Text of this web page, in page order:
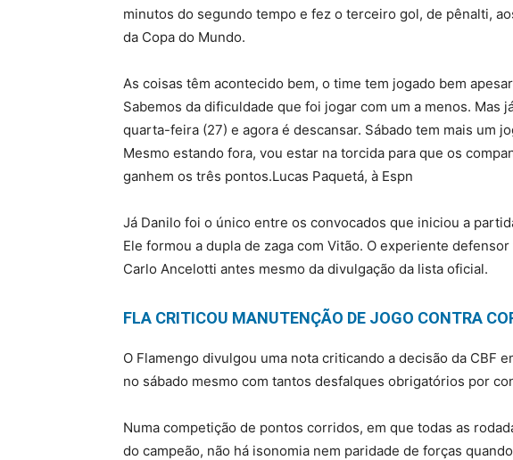
minutos do segundo tempo e fez o terceiro gol, de pênalti,
da Copa do Mundo.
As coisas têm acontecido bem, o time tem jogado bem
Sabemos da dificuldade que foi jogar com um a menos. Mas
quarta-feira (27) e agora é descansar. Sábado tem mais um
Mesmo estando fora, vou estar na torcida para que os
ganhem os três pontos.Lucas Paquetá, à Espn
Já Danilo foi o único entre os convocados que iniciou a
Ele formou a dupla de zaga com Vitão. O experiente
Carlo Ancelotti antes mesmo da divulgação da lista oficial.
FLA CRITICOU MANUTENÇÃO DE JOGO CONTRA
O Flamengo divulgou uma nota criticando a decisão da CBF
no sábado mesmo com tantos desfalques obrigatórios por
Numa competição de pontos corridos, em que todas as
do campeão, não há isonomia nem paridade de forças